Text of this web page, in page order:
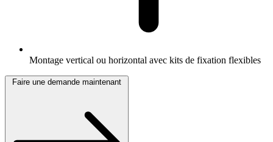
Montage vertical ou horizontal avec kits de fixation flexibles
Faire une demande maintenant